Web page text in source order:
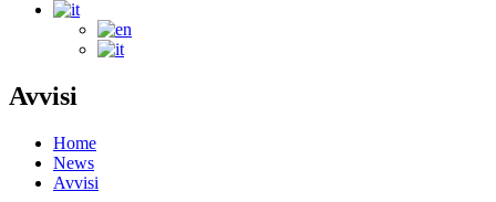
Avvisi
Home
News
Avvisi